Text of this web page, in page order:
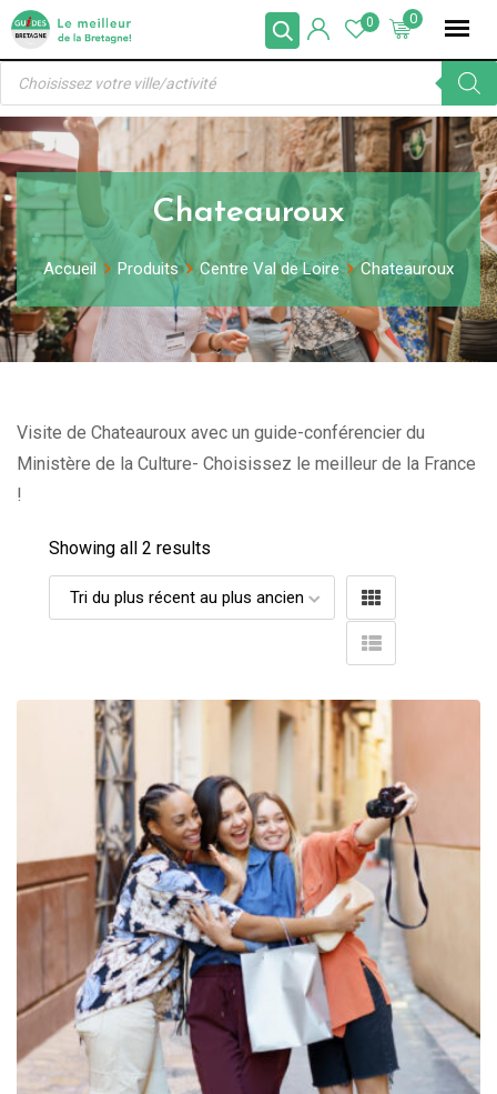
Skip
content
0
0
Recherche
produits
Chateauroux
Accueil Produits Centre Val de Loire Chateauroux
Visite de Chateauroux avec un guide-conférencier du
Ministère de la Culture- Choisissez le meilleur de la France
!
Showing all 2 results